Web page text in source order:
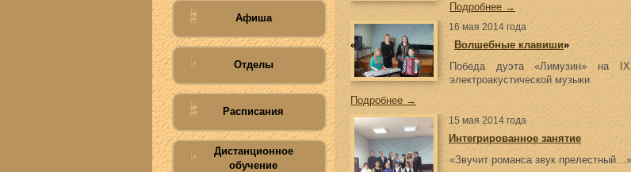
Афиша
Отделы
Расписания
Дистанционное
обучение
Подробнее →
16 мая 2014 года
« Волшебные клавиши»
Победа дуэта «Лимузин» на IX
электроакустической музыки
Подробнее →
15 мая 2014 года
Интегрированное занятие
«Звучит романса звук прелестный…»